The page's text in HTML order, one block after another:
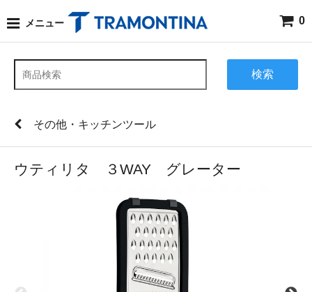
メニュー 0
検索
その他・キッチンツール
ウティリタ ３WAY グレーター